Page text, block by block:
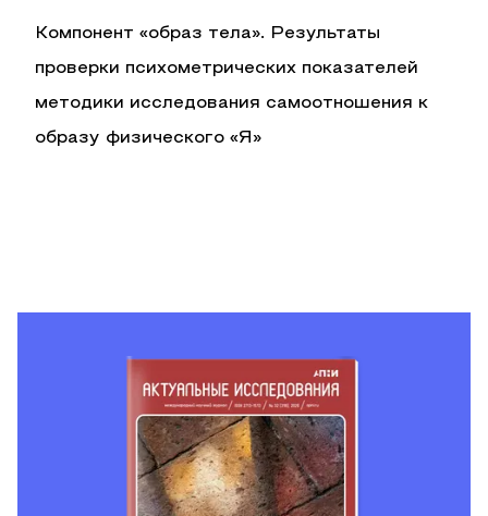
Компонент «образ тела». Результаты
проверки психометрических показателей
методики исследования самоотношения к
образу физического «Я»